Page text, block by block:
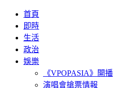
首頁
即時
生活
政治
娛樂
《VPOPASIA》開播
演唱會搶票情報